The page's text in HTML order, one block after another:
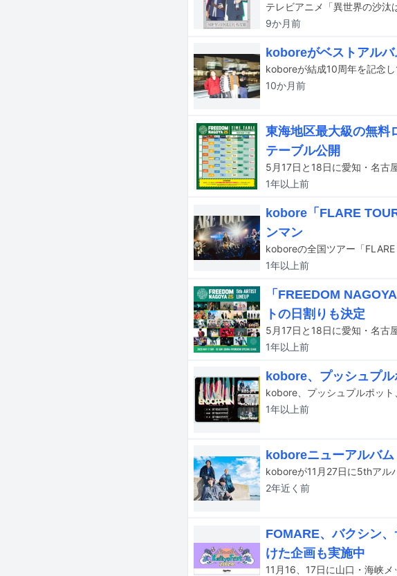
9か月前
koboreがベストアル
koboreが結成10周年を記念
10か月前
東海地区最大級の無料
テーブル公開
1年以上前
kobore「FLARE
ンマン
1年以上前
「FREEDOM
トの日割りも決定
1年以上前
kobore、プッシュプ
1年以上前
koboreニューアルバ
koboreが11月27日に5thアル
2年近く 前
FOMARE、バクシン
けた企画も実施中